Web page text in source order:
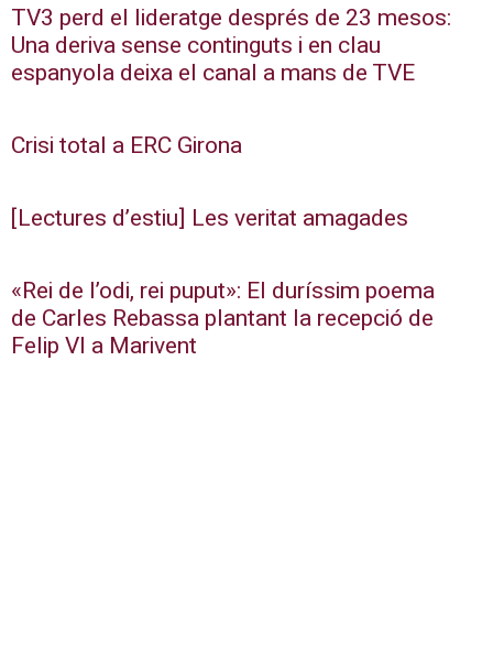
TV3 perd el lideratge després de 23 mesos:
Una deriva sense continguts i en clau
espanyola deixa el canal a mans de TVE
Crisi total a ERC Girona
[Lectures d’estiu] Les veritat amagades
«Rei de l’odi, rei puput»: El duríssim poema
de Carles Rebassa plantant la recepció de
Felip VI a Marivent